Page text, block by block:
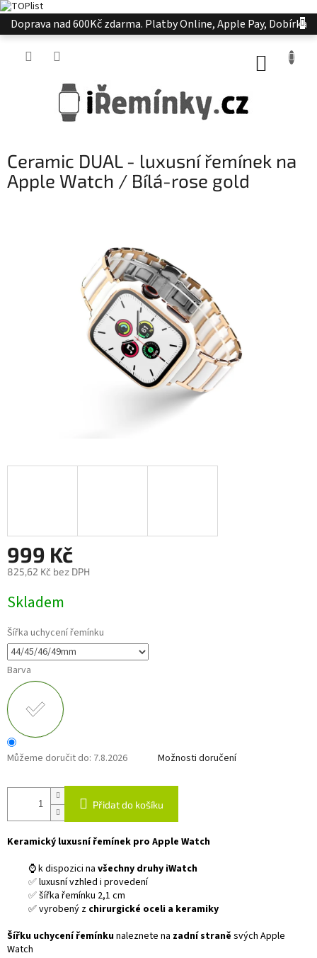
Přejít
na
Doprava nad 600Kč zdarma. Platby Online, Apple Pay, Dobírka
Ceramic DUAL - luxusní řemínek na
Apple Watch / Bílá-rose gold
999 Kč
825,62 Kč bez DPH
cena:
Skladem
Šířka uchycení řemínku
Barva
Můžeme doručit do: 7.8.2026 Možnosti doručení
Přidat do košíku
Keramický luxusní řemínek pro Apple Watch
⌚ k dispozici na všechny druhy iWatch
✅luxusní vzhled i provedení
✅šířka řemínku 2,1 cm
✅ vyrobený z chirurgické oceli a keramiky
Šířku uchycení řemínkunaleznete na zadní straně svých Apple
Watch